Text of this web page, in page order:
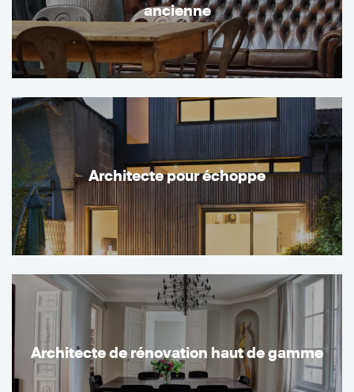
ancienne
Architecte pour échoppe
Architecte de rénovation haut de gamme